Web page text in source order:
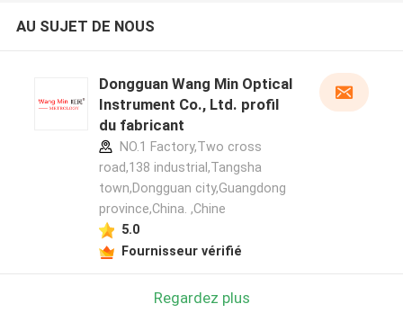
AU SUJET DE NOUS
Dongguan Wang Min Optical
Instrument Co., Ltd. profil
du fabricant
NO.1 Factory,Two cross
road,138 industrial,Tangsha
town,Dongguan city,Guangdong
province,China. ,Chine
5.0
Fournisseur vérifié
Regardez plus